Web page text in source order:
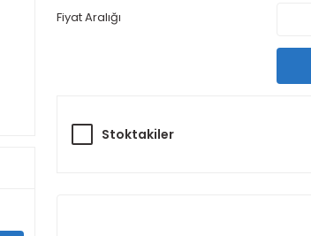
Fiyat Aralığı
Stoktakiler